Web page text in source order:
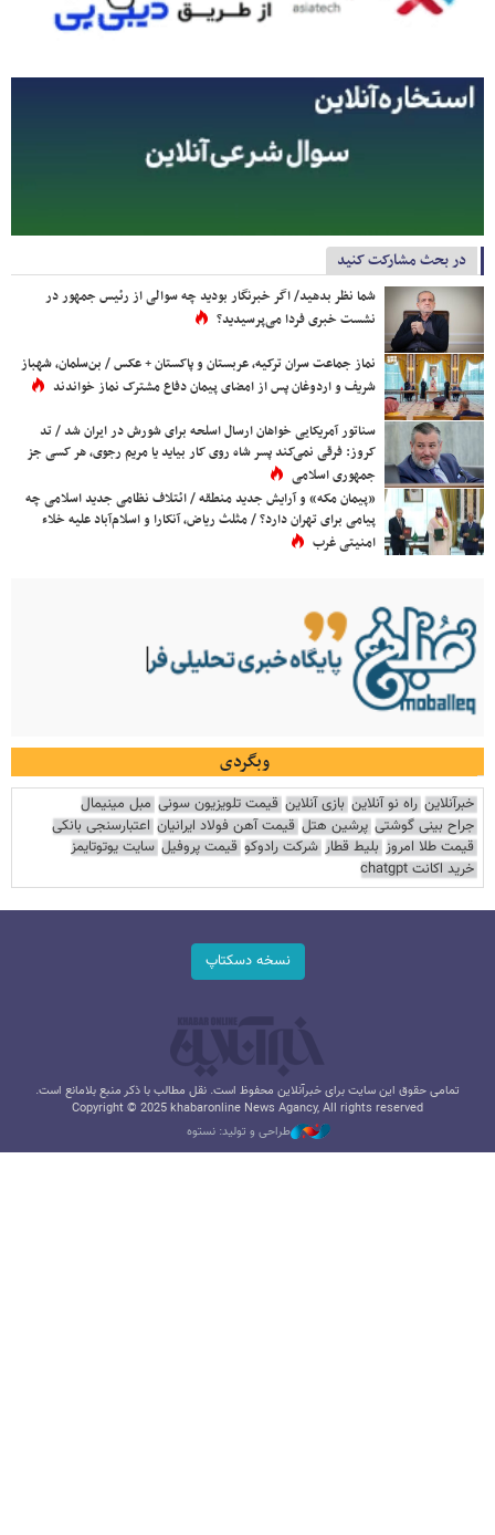
در بحث مشارکت کنید
شما نظر بدهید/ اگر خبرنگار بودید چه سوالی از رئیس جمهور در
نشست خبری فردا می‌پرسیدید؟
نماز جماعت سران ترکیه، عربستان و پاکستان + عکس / بن‌سلمان، شهباز
شریف و اردوغان پس از امضای پیمان دفاع مشترک نماز خواندند
سناتور آمریکایی خواهان ارسال اسلحه برای شورش در ایران شد / تد
کروز: فرقی نمی‌کند پسر شاه روی کار بیاید یا مریم رجوی، هر کسی جز
جمهوری اسلامی
«پیمان مکه» و آرایش جدید منطقه / ائتلاف نظامی جدید اسلامی چه
پیامی برای تهران دارد؟ / مثلث ریاض، آنکارا و اسلام‌آباد علیه خلاء
امنیتی غرب
وبگردی
خبرآنلاین راه نو آنلاین بازی آنلاین قیمت تلویزیون سونی مبل مینیمال
جراح بینی گوشتی پرشین هتل قیمت آهن فولاد ایرانیان اعتبارسنجی بانکی
قیمت طلا امروز بلیط قطار شرکت رادوکو قیمت پروفیل سایت یوتوتایمز
خرید اکانت chatgpt
نسخه دسکتاپ
تمامی حقوق این سایت برای خبرآنلاین محفوظ است. نقل مطالب با ذکر منبع بلامانع است.
Copyright © 2025 khabaronline News Agancy, All rights reserved
طراحی و تولید: نستوه